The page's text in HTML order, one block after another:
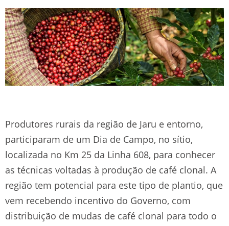
Produtores rurais da região de Jaru e entorno,
participaram de um Dia de Campo, no sítio,
localizada no Km 25 da Linha 608, para conhecer
as técnicas voltadas à produção de café clonal. A
região tem potencial para este tipo de plantio, que
vem recebendo incentivo do Governo, com
distribuição de mudas de café clonal para todo o